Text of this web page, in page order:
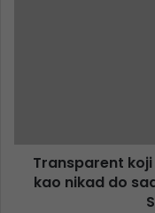
Transparent
kao nikad do